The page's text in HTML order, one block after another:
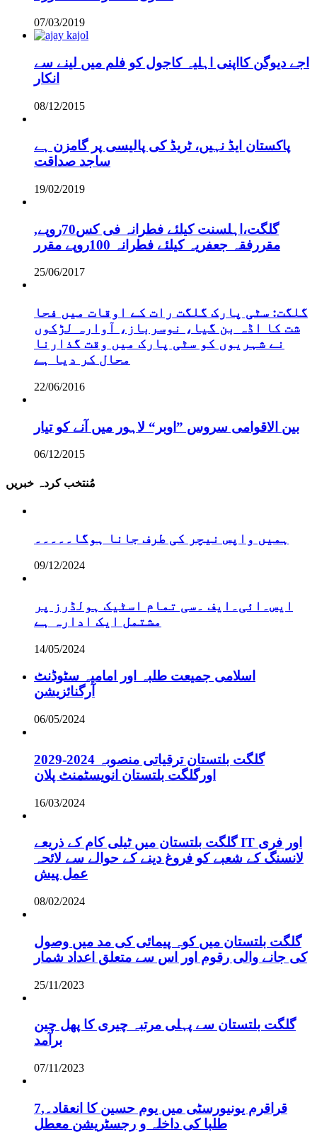
07/03/2019
اجے دیوگن کااپنی اہلیہ کاجول کو فلم میں لینے سے
انکار
08/12/2015
پاکستان ایڈ نہیں، ٹریڈ کی پالیسی پر گامزن ہے
ساجد صداقت
19/02/2019
,گلگت،اہلسنت کیلئے فطرانہ فی کس70روپے
مقررفقہ جعفریہ کیلئے فطرانہ 100روپے مقرر
25/06/2017
گلگت: سٹی پارک گلگت رات کے اوقات میں فحا
شت کا اڈہ بن گیا، نوسرباز، آوارہ لڑکوں
نے شہریوں کو سٹی پارک میں وقت گذارنا
محال کر دیا ہے
22/06/2016
بین الاقوامی سروس ”اوبر“ لاہور میں آنے کو تیار
06/12/2015
مُنتخب کردہ خبریں
ہمیں واپس نیچر کی طرف جانا ہوگا۔۔۔۔۔
09/12/2024
ایس۔ائی۔ایف ۔سی تمام اسٹیک ہولڈرز پر
مشتمل ایک ادارہ ہے
14/05/2024
اسلامی جمیعت طلبہ اور امامیہ سٹوڈنٹ
آرگنائزیشن
06/05/2024
گلگت بلتستان ترقیاتی منصوبہ 2024-2029
اورگلگت بلتستان انویسٹمنٹ پلان
16/03/2024
گلگت بلتستان میں ٹیلی کام کے ذریعے IT اور فری
لانسنگ کے شعبے کو فروغ دینے کے حوالے سے لائحہ
عمل پیش
08/02/2024
گلگت بلتستان میں کوہ پیمائی کی مد میں وصول
کی جانے والی رقوم اور اس سے متعلق اعداد شمار
25/11/2023
گلگت بلتستان سے پہلی مرتبہ چیری کا پھل چین
برآمد
07/11/2023
قراقرم یونیورسٹی میں یوم حسین کا انعقاد۔,7
طلبا کی داخلہ و رجسٹریشن معطل